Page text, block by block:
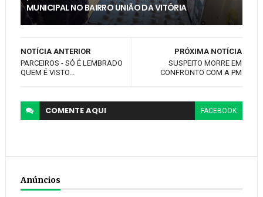
MUNICIPAL NO BAIRRO UNIÃO DA VITÓRIA
PRÓXIMA NOTÍCIA
SUSPEITO MORRE EM
CONFRONTO COM A PM
NOTÍCIA ANTERIOR
PARCEIROS - SÓ É LEMBRADO
QUEM É VISTO...
COMENTEAQUI FACEBOOK
Anúncios